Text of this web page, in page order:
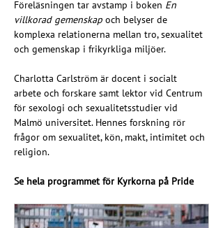
Föreläsningen tar avstamp i boken En
villkorad gemenskap och belyser de
komplexa relationerna mellan tro, sexualitet
och gemenskap i frikyrkliga miljöer.
Charlotta Carlström är docent i socialt
arbete och forskare samt lektor vid Centrum
för sexologi och sexualitetsstudier vid
Malmö universitet. Hennes forskning rör
frågor om sexualitet, kön, makt, intimitet och
religion.
Se hela programmet för Kyrkorna på Pride